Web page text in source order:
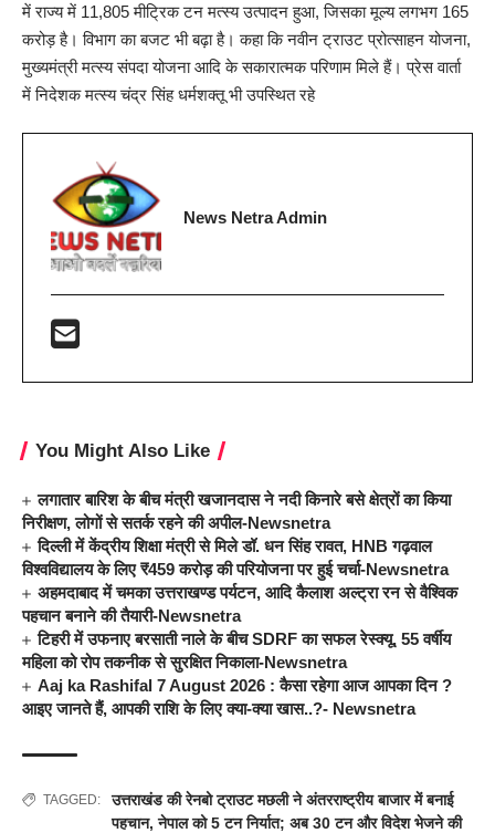
में राज्य में 11,805 मीट्रिक टन मत्स्य उत्पादन हुआ, जिसका मूल्य लगभग 165
करोड़ है। विभाग का बजट भी बढ़ा है। कहा कि नवीन ट्राउट प्रोत्साहन योजना,
मुख्यमंत्री मत्स्य संपदा योजना आदि के सकारात्मक परिणाम मिले हैं। प्रेस वार्ता
में निदेशक मत्स्य चंद्र सिंह धर्मशक्तू भी उपस्थित रहे
News Netra Admin
You Might Also Like
लगातार बारिश के बीच मंत्री खजानदास ने नदी किनारे बसे क्षेत्रों का किया
निरीक्षण, लोगों से सतर्क रहने की अपील-Newsnetra
दिल्ली में केंद्रीय शिक्षा मंत्री से मिले डॉ. धन सिंह रावत, HNB गढ़वाल
विश्वविद्यालय के लिए ₹459 करोड़ की परियोजना पर हुई चर्चा-Newsnetra
अहमदाबाद में चमका उत्तराखण्ड पर्यटन, आदि कैलाश अल्ट्रा रन से वैश्विक
पहचान बनाने की तैयारी-Newsnetra
टिहरी में उफनाए बरसाती नाले के बीच SDRF का सफल रेस्क्यू, 55 वर्षीय
महिला को रोप तकनीक से सुरक्षित निकाला-Newsnetra
Aaj ka Rashifal 7 August 2026 : कैसा रहेगा आज आपका दिन ?
आइए जानते हैं, आपकी राशि के लिए क्या-क्या खास..?- Newsnetra
TAGGED:
उत्तराखंड की रेनबो ट्राउट मछली ने अंतरराष्ट्रीय बाजार में बनाई
पहचान,नेपाल को 5 टन निर्यात; अब 30 टन और विदेश भेजने की